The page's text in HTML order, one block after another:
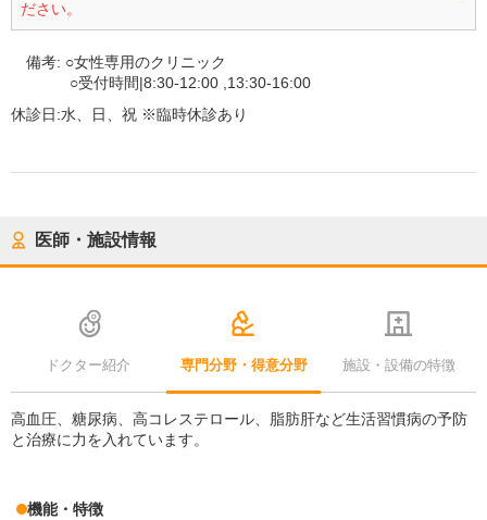
ださい。
備考: ○女性専用のクリニック
○受付時間|8:30-12:00 ,13:30-16:00
休診日:水、日、祝 ※臨時休診あり
医師・施設情報
ドクター紹介 専門分野・得意分野 施設・設備の特徴
高血圧、糖尿病、高コレステロール、脂肪肝など生活習慣病の予防
と治療に力を入れています。
機能・特徴